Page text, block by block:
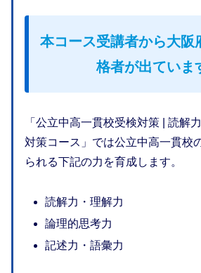
本コース受講者から大阪
格者が出ていま
「公立中高一貫校受検対策 | 読解
対策コース」では公立中高一貫校
られる下記の力を育成します。
読解力・理解力
論理的思考力
記述力・語彙力